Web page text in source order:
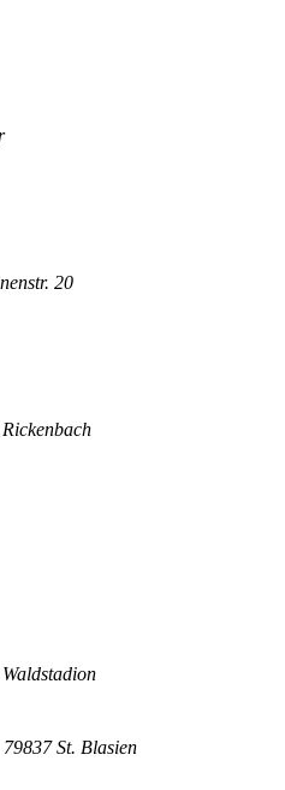
20
St. Blasien